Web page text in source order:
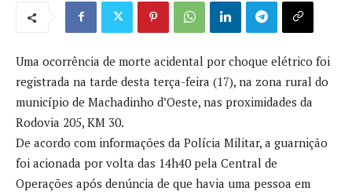
Uma ocorrência de morte acidental por choque elétrico foi
registrada na tarde desta terça-feira (17), na zona rural do
município de Machadinho d’Oeste, nas proximidades da
Rodovia 205, KM 30.
De acordo com informações da Polícia Militar, a guarnição
foi acionada por volta das 14h40 pela Central de
Operações após denúncia de que havia uma pessoa em